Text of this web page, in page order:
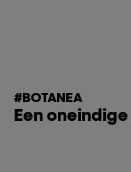
#BOTANEA
Een